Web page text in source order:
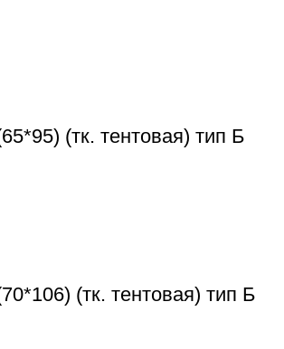
(тк. тентовая) тип Б
(тк. тентовая) тип Б